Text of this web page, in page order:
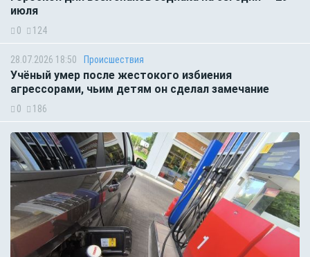
июля
0 124
28.07.2026 18:50 Происшествия
Учёный умер после жестокого избиения
агрессорами, чьим детям он сделал замечание
0 186